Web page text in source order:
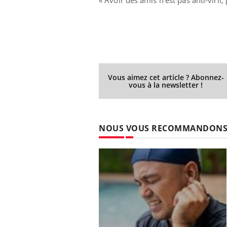
Vous aimez cet article ? Abonnez-
vous à la newsletter !
NOUS VOUS RECOMMANDONS